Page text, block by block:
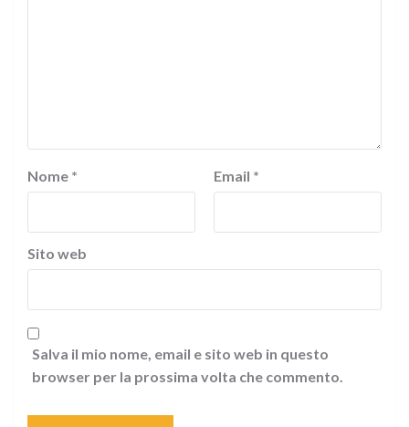
Nome * Email *
Sito web
Salva il mio nome, email e sito web in questo
browser per la prossima volta che commento.